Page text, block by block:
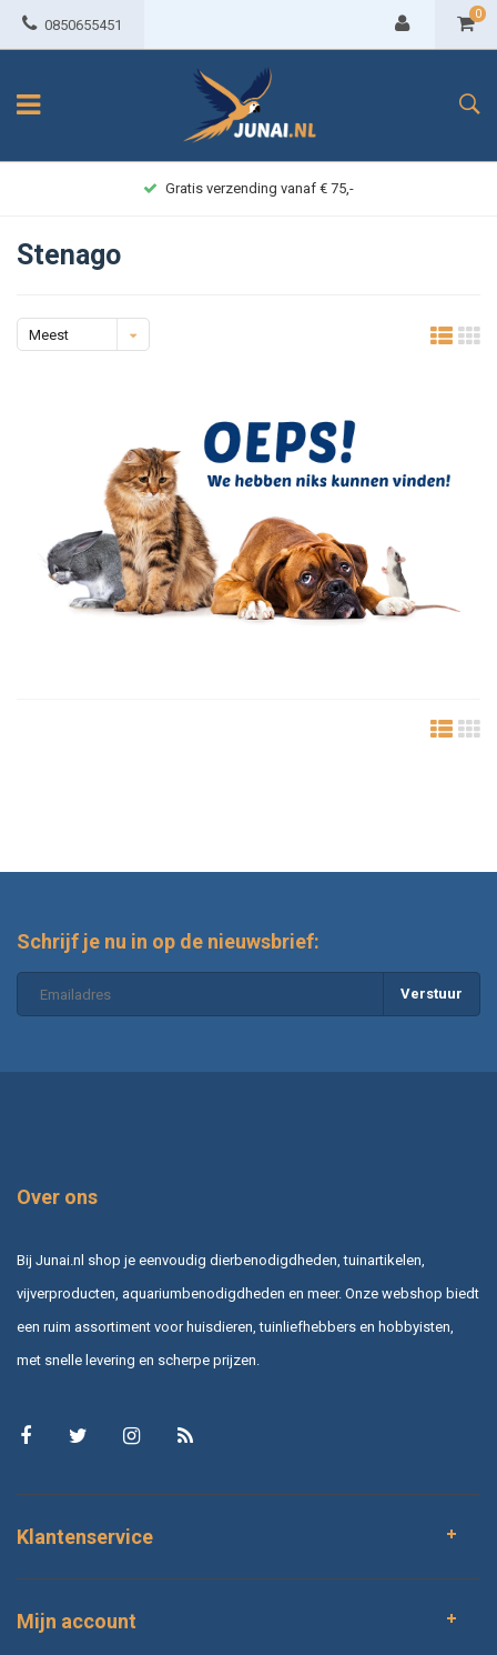
0850655451
0
Gratis verzending vanaf € 75,-
Stenago
Meest
Schrijf je nu in op de nieuwsbrief:
Verstuur
Over ons
Bij Junai.nl shop je eenvoudig dierbenodigdheden, tuinartikelen,
vijverproducten, aquariumbenodigdheden en meer. Onze webshop biedt
een ruim assortiment voor huisdieren, tuinliefhebbers en hobbyisten,
met snelle levering en scherpe prijzen.
Klantenservice
Mijn account